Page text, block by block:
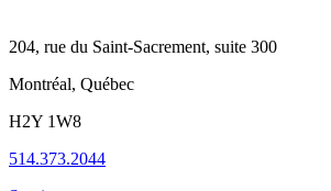
204, rue du Saint-Sacrement, suite 300
Montréal, Québec
H2Y 1W8
514.373.2044